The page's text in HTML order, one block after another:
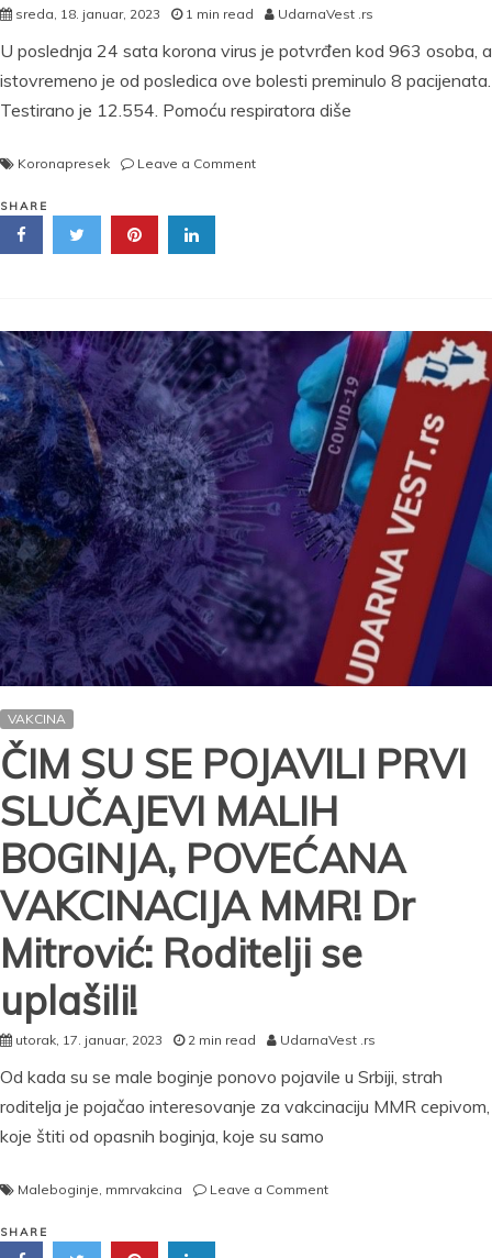
sreda, 18. januar, 2023 1 min read UdarnaVest .rs
U poslednja 24 sata korona virus je potvrđen kod 963 osoba, a
istovremeno je od posledica ove bolesti preminulo 8 pacijenata.
Testirano je 12.554. Pomoću respiratora diše
Koronapresek Leave a Commenton
preminulo
pacijenata
SHARE
VAKCINA
ČIM SU SE POJAVILI PRVI
SLUČAJEVI MALIH
BOGINJA, POVEĆANA
VAKCINACIJA MMR! Dr
Mitrović: Roditelji se
uplašili!
utorak, 17. januar, 2023 2 min read UdarnaVest .rs
Od kada su se male boginje ponovo pojavile u Srbiji, strah
roditelja je pojačao interesovanje za vakcinaciju MMR cepivom,
koje štiti od opasnih boginja, koje su samo
Maleboginje mmrvakcina Leave a Commenton
SHARE